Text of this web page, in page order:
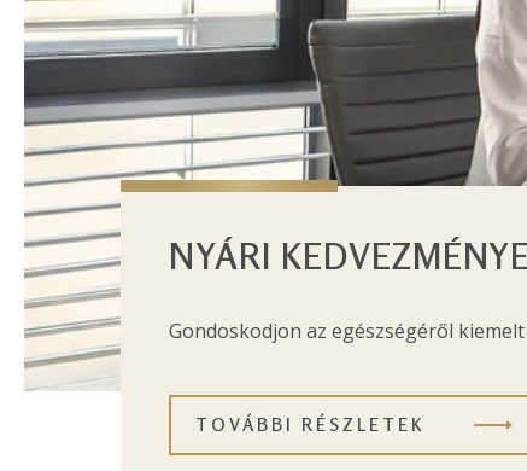
NYÁRI
Gondoskodjon az egészségéről
TOVÁBBI RÉSZLETEK